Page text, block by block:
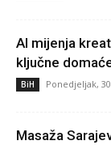
AI mijenja
ključne
BiH Ponedjeljak,
Masaža